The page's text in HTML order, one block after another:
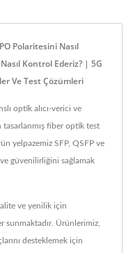
Polaritesini Nasıl
Kontrol Ederiz? | 5G
Ve Test Çözümleri
optik alıcı-verici ve
tasarlanmış fiber optik test
yelpazemiz SFP, QSFP ve
güvenilirliğini sağlamak
ve yenilik için
sunmaktadır. Ürünlerimiz,
desteklemek için